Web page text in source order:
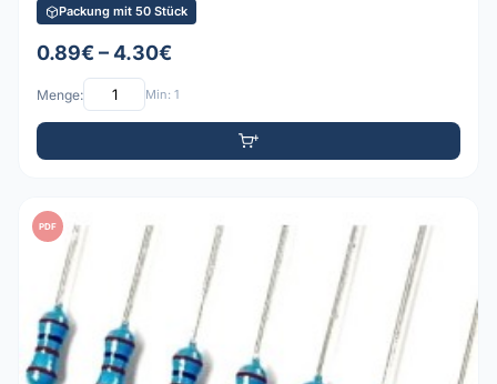
Packung mit 50 Stück
0.89€ – 4.30€
Menge: Min: 1
PDF